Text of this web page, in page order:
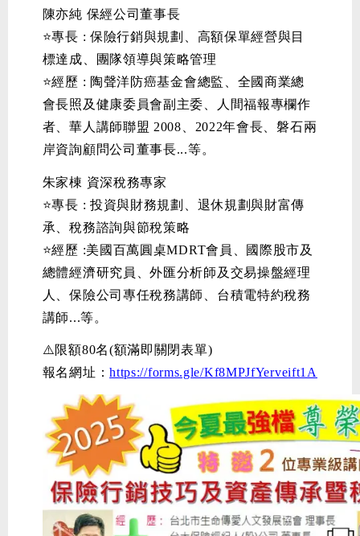
陳亦純 保經公司董事長
⭐專長 : 保險行銷與規劃、高額保單經營與目
標達成、團隊領導與策略管理
⭐經歷 : 陶聲洋防癌基金會總監、全國商業總
會長照及健康委員會副主委、人間福報專欄作
者、華人講師聯盟 2008、2022年會長、磐石兩
岸資詢顧問公司董事長...等。
朱家棟 資深稅務專家
⭐專長 : 投資與財務規劃、退休規劃與財富傳
承、稅務諮詢與節稅策略
⭐經歷 :美國百萬圓桌MDRT會員、國際股市及
總體經濟研究員、外匯分析師及交易操盤經理
人、保險公司專任稅務講師、台積電特約稅務
講師...等。
⚠️限額80名(額滿即關閉表單)
報名網址：https://forms.gle/Kf8MPJfYerveift1A